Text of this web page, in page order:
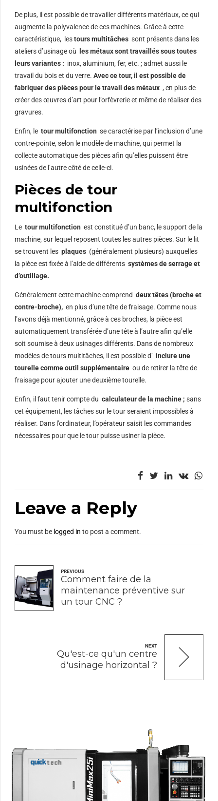
De plus, il est possible de travailler différents matériaux, ce qui
augmente la polyvalence de ces machines. Grâce à cette
caractéristique, lestours multitâches sont présents dans les
ateliers d’usinage où
les métaux sont travaillés sous toutes
leurs variantes : inox, aluminium, fer, etc. ; admet aussi le
travail du bois et du verre. Avec ce tour, il est possible de
fabriquer des pièces pour le travail des métaux , en plus de
créer des œuvres d’art pour l’orfèvrerie et même de réaliser des
gravures.
Enfin, le tour multifonction se caractérise par l’inclusion d’une
contre-pointe, selon le modèle de machine, qui permet la
collecte automatique des pièces afin qu’elles puissent être
usinées de l’autre côté de celle-ci.
Pièces de tour
multifonction
Le tour multifonction est constitué d’un banc, le support de la
machine, sur lequel reposent toutes les autres pièces. Sur le lit
se trouvent les plaques (généralement plusieurs) auxquelles
la pièce est fixée à l’aide de différents systèmes de serrage et
d’outillage.
Généralement cette machine comprend deux têtes (broche et
contre-broche), en plus d’une tête de fraisage. Comme nous
l’avons déjà mentionné, grâce à ces broches, la pièce est
automatiquement transférée d’une tête à l’autre afin qu’elle
soit soumise à deux usinages différents. Dans de nombreux
modèles de tours multitâches, il est possible d’ inclure une
tourelle comme outil supplémentaire ou de retirer la tête de
fraisage pour ajouter une deuxième tourelle.
Enfin, il faut tenir compte du calculateur de la machine ; sans
cet équipement, les tâches sur le tour seraient impossibles à
réaliser. Dans l’ordinateur, l’opérateur saisit les commandes
nécessaires pour que le tour puisse usiner la pièce.
Leave a Reply
You must be logged in to post a comment.
PREVIOUS
Comment faire de la
maintenance préventive sur
un tour CNC ?
NEXT
Qu'est-ce qu'un centre
d'usinage horizontal ?